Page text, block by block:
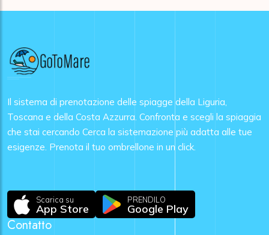
Il sistema di prenotazione delle spiagge della Liguria,
Toscana e della Costa Azzurra. Confronta e scegli la spiaggia
che stai cercando Cerca la sistemazione più adatta alle tue
esigenze. Prenota il tuo ombrellone in un click.
Scarica su
App Store
PRENDILO
Google Play
Contatto